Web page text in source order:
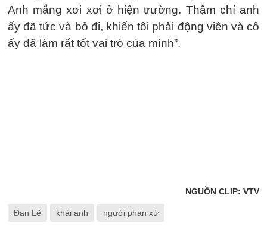
Anh mắng xơi xơi ở hiện trường. Thậm chí anh
ấy đã tức và bỏ đi, khiến tôi phải động viên và cô
ấy đã làm rất tốt vai trò của mình”.
NGUỒN CLIP: VTV
Đan Lê khải anh người phán xử